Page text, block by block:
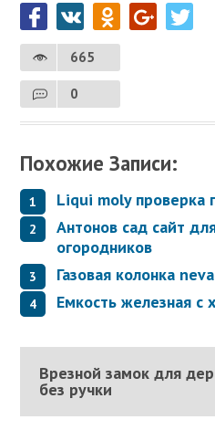
665
0
Похожие Записи:
Liqui moly проверка
Антонов сад сайт
огородников
Газовая колонка
Емкость железная с
Врезной замок для
без ручки